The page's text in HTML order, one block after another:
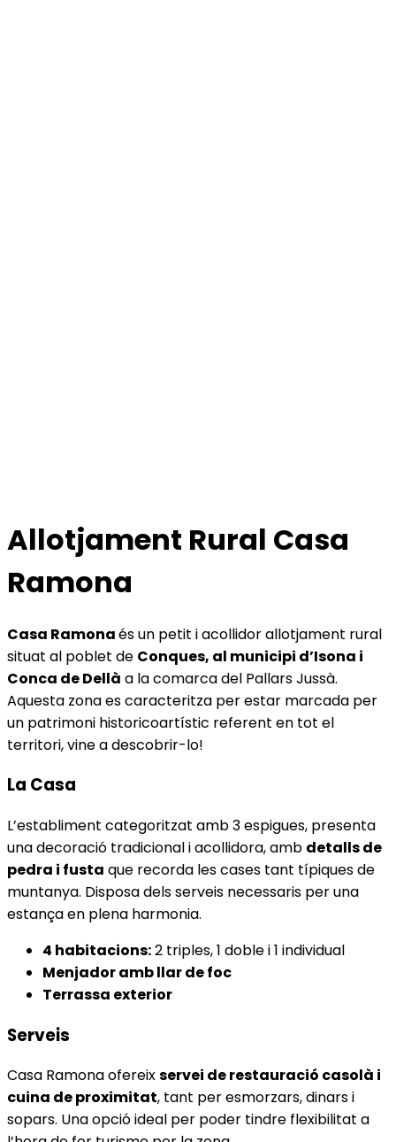
Allotjament Rural Casa
Ramona
Casa Ramonaés un petit i acollidor allotjament rural
situat al poblet de Conques, al municipi d’Isona i
Conca de Dellà a la comarca del Pallars Jussà.
Aquesta zona es caracteritza per estar marcada per
un patrimoni historicoartístic referent en tot el
territori, vine a descobrir-lo!
La Casa
L’establiment categoritzat amb 3 espigues, presenta
una decoració tradicional i acollidora, amb detalls de
pedra i fusta que recorda les cases tant típiques de
muntanya. Disposa dels serveis necessaris per una
estança en plena harmonia.
4 habitacions:2 triples, 1 doble i 1 individual
Menjador amb llar de foc
Terrassa exterior
Serveis
Casa Ramona ofereixservei de restauració casolà i
cuina de proximitat, tant per esmorzars, dinars i
sopars. Una opció ideal per poder tindre flexibilitat a